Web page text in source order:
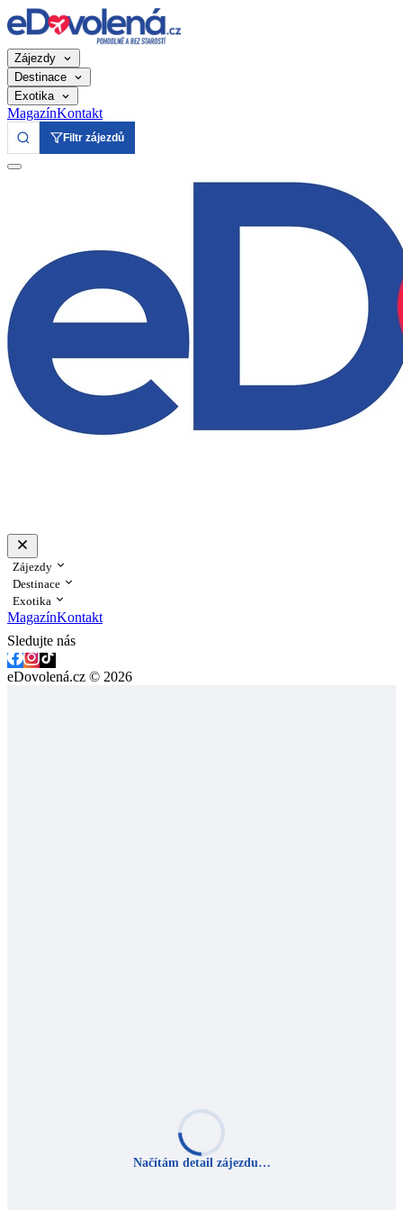
Zájezdy
Destinace
Exotika
MagazínKontakt
Filtr zájezdů
Zájezdy
Destinace
Exotika
MagazínKontakt
Sledujte nás
eDovolená.cz © 2026
Načítám detail zájezdu…